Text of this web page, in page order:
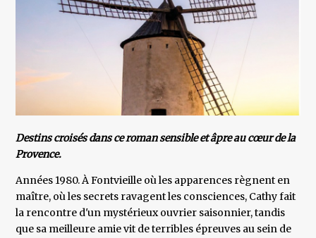
Destins croisés dans ce roman sensible et âpre au cœur de la
Provence.
Années 1980. À Fontvieille où les apparences règnent en
maître, où les secrets ravagent les consciences, Cathy fait
la rencontre d'un mystérieux ouvrier saisonnier, tandis
que sa meilleure amie vit de terribles épreuves au sein de